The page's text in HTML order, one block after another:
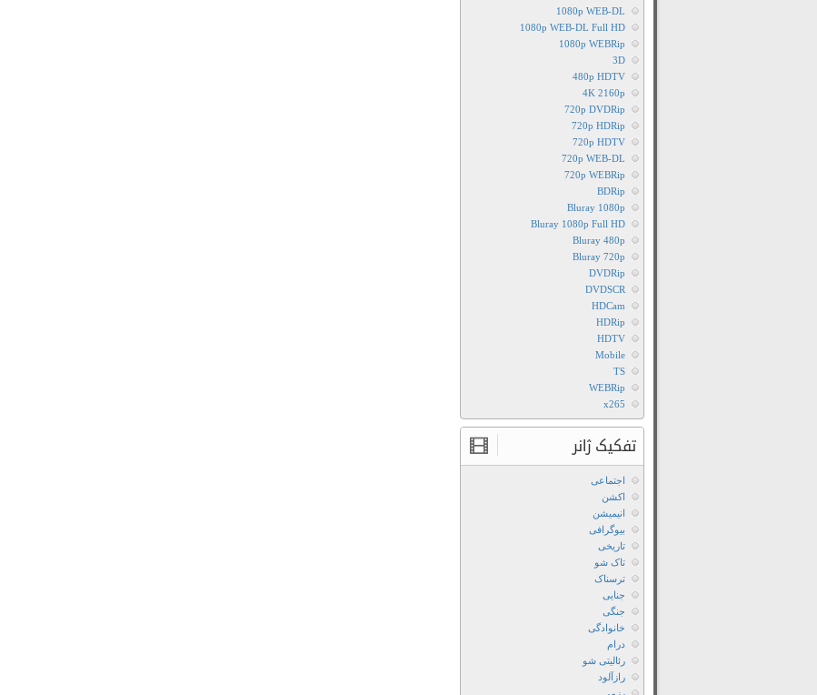
1080p WEB-DL
1080p WEB-DL Full HD
1080p WEBRip
3D
480p HDTV
4K 2160p
720p DVDRip
720p HDRip
720p HDTV
720p WEB-DL
720p WEBRip
BDRip
Bluray 1080p
Bluray 1080p Full HD
Bluray 480p
Bluray 720p
DVDRip
DVDSCR
HDCam
HDRip
HDTV
Mobile
TS
WEBRip
x265
تفکیک ژانر
اجتماعی
اکشن
انیمیشن
بیوگرافی
تاریخی
تاک شو
ترسناک
جنایی
جنگی
خانوادگی
درام
رئالیتی شو
رازآلود